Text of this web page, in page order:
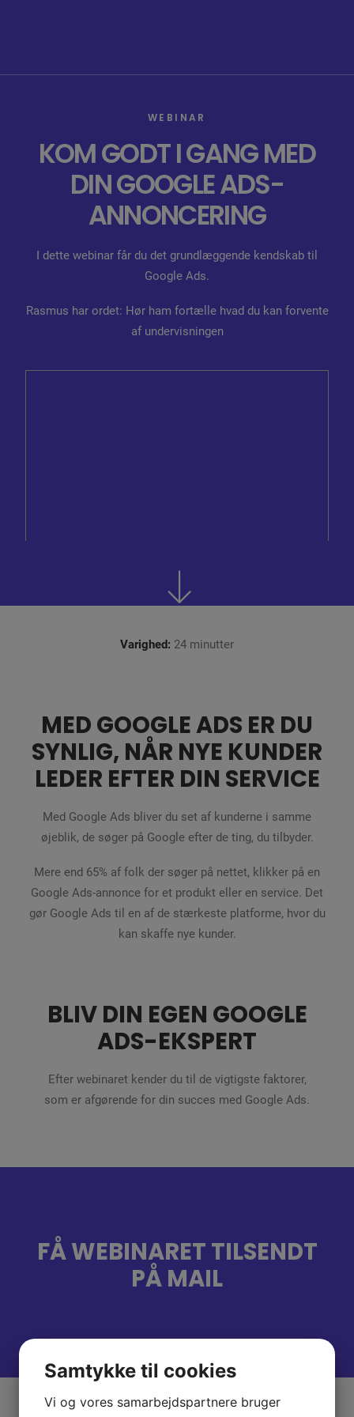
PRISER
KUNDEHISTORIER
WEBINAR
KOM GODT I GANG MED
DIN GOOGLE ADS-
ANNONCERING
I dette webinar får du det grundlæggende kendskab til
Google Ads.
Rasmus har ordet: Hør ham fortælle hvad du kan forvente
af undervisningen
Varighed: 24 minutter
MED GOOGLE ADS ER DU
SYNLIG, NÅR NYE KUNDER
LEDER EFTER DIN SERVICE
Med Google Ads bliver du set af kunderne i samme
øjeblik, de søger på Google efter de ting, du tilbyder.
Mere end 65% af folk der søger på nettet, klikker på en
Google Ads-annonce for et produkt eller en service. Det
gør Google Ads til en af de stærkeste platforme, hvor du
kan skaffe nye kunder.
BLIV DIN EGEN GOOGLE
ADS-EKSPERT
Efter webinaret kender du til de vigtigste faktorer,
som er afgørende for din succes med Google Ads.
FÅ WEBINARET TILSENDT
PÅ MAIL
Samtykke til cookies
Vi og vores samarbejdspartnere bruger